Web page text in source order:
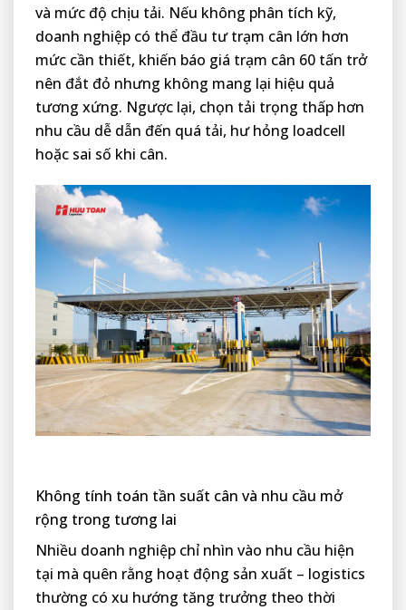
và mức độ chịu tải. Nếu không phân tích kỹ,
doanh nghiệp có thể đầu tư trạm cân lớn hơn
mức cần thiết, khiến báo giá trạm cân 60 tấn trở
nên đắt đỏ nhưng không mang lại hiệu quả
tương xứng. Ngược lại, chọn tải trọng thấp hơn
nhu cầu dễ dẫn đến quá tải, hư hỏng loadcell
hoặc sai số khi cân.
Không tính toán tần suất cân và nhu cầu mở
rộng trong tương lai
Nhiều doanh nghiệp chỉ nhìn vào nhu cầu hiện
tại mà quên rằng hoạt động sản xuất – logistics
thường có xu hướng tăng trưởng theo thời